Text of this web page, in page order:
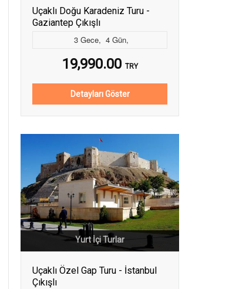
Uçaklı Doğu Karadeniz Turu -
Gaziantep Çıkışlı
3 Gece, 4 Gün,
19,990.00 TRY
Detayları Göster
Yurt İçi Turlar
Uçaklı Özel Gap Turu - İstanbul
Çıkışlı